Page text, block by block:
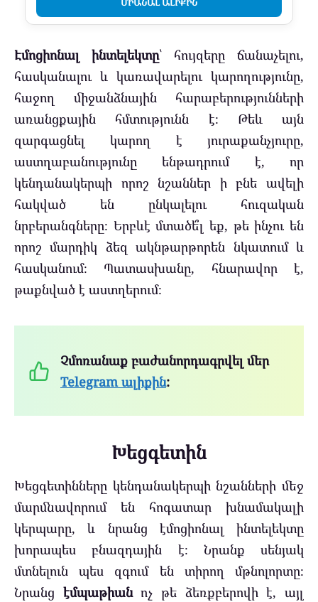
Էմոցիոնալ ինտելեկտը՝ հույզերը ճանաչելու,
հասկանալու և կառավարելու կարողությունը,
հաջող միջանձնային հարաբերությունների
առանցքային հմտությունն է։ Թեև այն
զարգացնել կարող է յուրաքանչյուրը,
աստղաբանությունը ենթադրում է, որ
կենդանակերպի որոշ նշաններ ի բնե ավելի
հակված են ընկալելու հուզական
նրբերանգները։ Երբևէ մտածե՞լ եք, թե ինչու են
որոշ մարդիկ ձեզ ակնթարթորեն նկատում և
հասկանում։ Պատասխանը, հնարավոր է,
թաքնված է աստղերում։
Չմոռանաք բաժանորդագրվել մեր
Telegram ալիքին:
Խեցգետին
Խեցգետինները կենդանակերպի նշանների մեջ
մարմնավորում են հոգատար խնամակալի
կերպարը, և նրանց էմոցիոնալ ինտելեկտը
խորապես բնազդային է։ Նրանք սենյակ
մտնելուն պես զգում են տիրող մթնոլորտը։
Նրանց էմպաթիանոչ թե ձեռքբերովի է, այլ